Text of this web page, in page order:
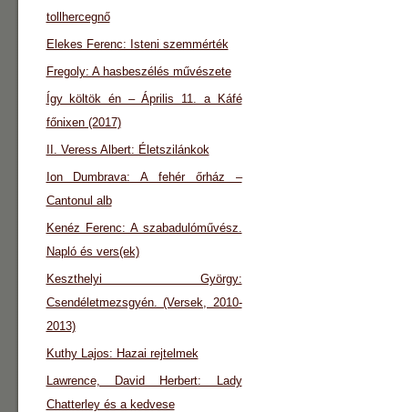
tollhercegnő
Elekes Ferenc: Isteni szemmérték
Fregoly: A hasbeszélés művészete
Így költök én – Április 11. a Káfé
főnixen (2017)
II. Veress Albert: Életszilánkok
Ion Dumbrava: A fehér őrház –
Cantonul alb
Kenéz Ferenc: A szabadulóművész.
Napló és vers(ek)
Keszthelyi György:
Csendéletmezsgyén. (Versek, 2010-
2013)
Kuthy Lajos: Hazai rejtelmek
Lawrence, David Herbert: Lady
Chatterley és a kedvese